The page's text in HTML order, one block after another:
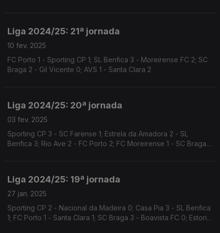
Liga 2024/25: 21ª jornada
10 fev. 2025
FC Porto 1 - Sporting CP 1; SL Benfica 3 - Moreirense FC 2; SC
Braga 2 - Gil Vicente 0; AVS 1 - Santa Clara 2
Liga 2024/25: 20ª jornada
03 fev. 2025
Sporting CP 3 - SC Farense 1; Estrela da Amadora 2 - SL
Benfica 3; Rio Ave 2 - FC Porto 2; FC Moreirense 1 - SC Braga
Liga 2024/25: 19ª jornada
27 jan. 2025
Sporting CP 2 - Nacional da Madeira 0; Casa Pia 3 - SL Benfica
1; FC Porto 1 - Santa Clara 1; SC Braga 3 - Boavista FC 0; Estoril